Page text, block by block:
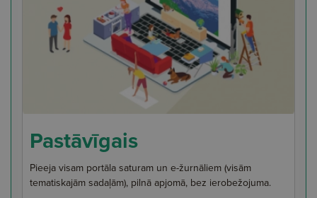
Pastāvīgais
Pieeja visam portāla saturam un e-žurnāliem (visām
tematiskajām sadaļām), pilnā apjomā, bez ierobežojuma.